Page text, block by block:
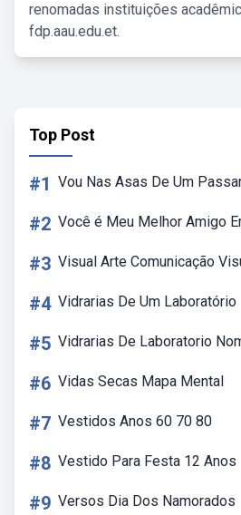
renomadas instituições
fdp.aau.edu.et.
Top Post
#1 Vou Nas Asas De Um
#2 Você é Meu Melhor Amigo
#3 Visual Arte Comunicação
#4 Vidrarias De Um Laboratório
#5 Vidrarias De Laboratorio
#6 Vidas Secas Mapa Mental
#7 Vestidos Anos 60 70 80
#8 Vestido Para Festa 12 Anos
#9 Versos Dia Dos Namorados